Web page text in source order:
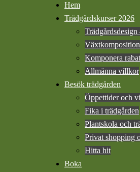
Hem
Trädgårdskurser 2026
Komponera
Allmänna villkor
Besök trädgården
Öppettider och
Fika i trädgården
Plantskola och
Privat shopping
Hitta hit
Boka